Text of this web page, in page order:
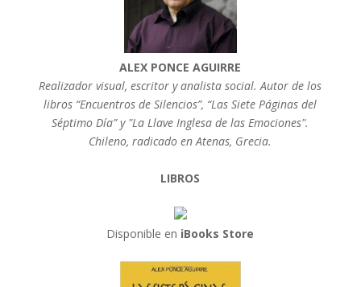
ALEX PONCE AGUIRRE
Realizador visual, escritor y analista social. Autor de los
libros “Encuentros de Silencios”, “Las Siete Páginas del
Séptimo Día” y "La Llave Inglesa de las Emociones".
Chileno, radicado en Atenas, Grecia.
LIBROS
Disponible en iBooks Store